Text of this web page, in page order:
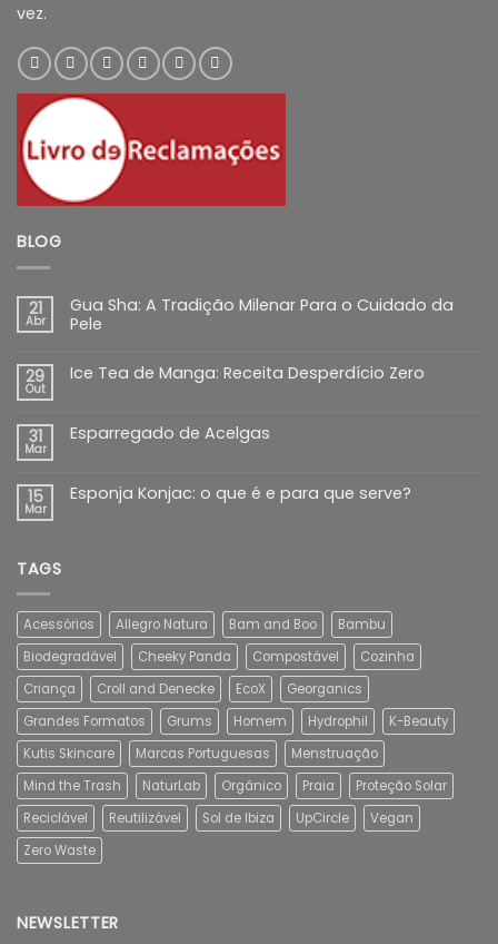
vez.
BLOG
21
Abr
Gua Sha: A Tradição Milenar Para o Cuidado da
Pele
29
Out
Ice Tea de Manga: Receita Desperdício Zero
31
Mar
Esparregado de Acelgas
15
Mar
Esponja Konjac: o que é e para que serve?
TAGS
Acessórios Allegro Natura Bam and Boo
Bambu
Biodegradável
Cheeky Panda Compostável
Cozinha
Criança
Croll and Denecke EcoX
Georganics
Grandes Formatos
Grums Homem Hydrophil
K-Beauty
Kutis Skincare
Marcas Portuguesas
Menstruação
Mind the Trash
NaturLab Orgânico Praia
Proteção Solar
Reciclável
Reutilizável Sol de Ibiza UpCircle
Vegan
Zero Waste
NEWSLETTER